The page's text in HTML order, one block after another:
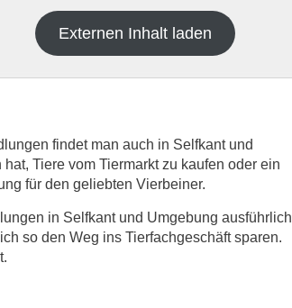
.
Externen Inhalt laden
findet man auch in Selfkant und
Tiere vom Tiermarkt zu kaufen oder ein
für den geliebten Vierbeiner.
in Selfkant und Umgebung ausführlich
so den Weg ins Tierfachgeschäft sparen.